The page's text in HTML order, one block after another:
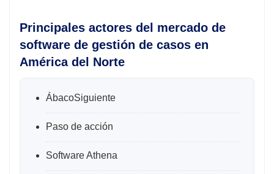
Principales actores del mercado de
software de gestión de casos en
América del Norte
ÁbacoSiguiente
Paso de acción
Software Athena